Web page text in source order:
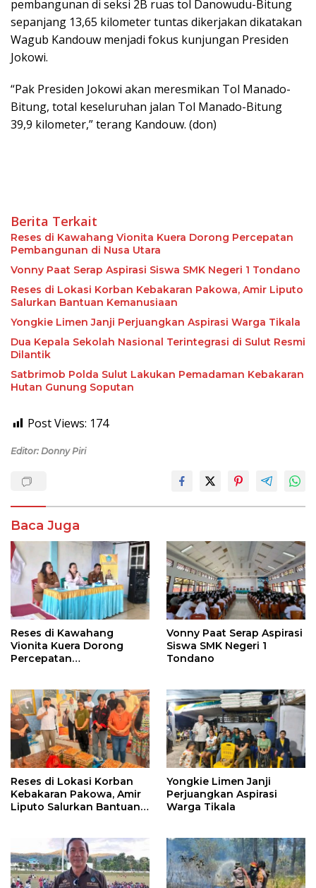
pembangunan di seksi 2B ruas tol Danowudu-Bitung
sepanjang 13,65 kilometer tuntas dikerjakan dikatakan
Wagub Kandouw menjadi fokus kunjungan Presiden
Jokowi.
“Pak Presiden Jokowi akan meresmikan Tol Manado-
Bitung, total keseluruhan jalan Tol Manado-Bitung
39,9 kilometer,” terang Kandouw. (don)
Berita Terkait
Reses di Kawahang Vionita Kuera Dorong Percepatan
Pembangunan di Nusa Utara
Vonny Paat Serap Aspirasi Siswa SMK Negeri 1 Tondano
Reses di Lokasi Korban Kebakaran Pakowa, Amir Liputo
Salurkan Bantuan Kemanusiaan
Yongkie Limen Janji Perjuangkan Aspirasi Warga Tikala
Dua Kepala Sekolah Nasional Terintegrasi di Sulut Resmi
Dilantik
Satbrimob Polda Sulut Lakukan Pemadaman Kebakaran
Hutan Gunung Soputan
Post Views: 174
Editor: Donny Piri
Baca Juga
Reses di Kawahang
Vionita Kuera Dorong
Percepatan
Vonny Paat Serap Aspirasi
Siswa SMK Negeri 1
Tondano
Reses di Lokasi Korban
Kebakaran Pakowa, Amir
Liputo Salurkan Bantuan
Yongkie Limen Janji
Perjuangkan Aspirasi
Warga Tikala